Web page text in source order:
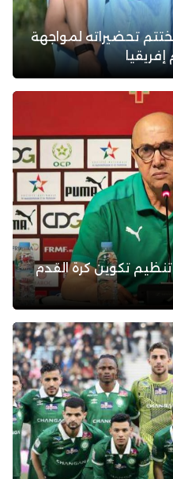
تحضيراته لمواجهة
تنظيم تكوين كرة القدم